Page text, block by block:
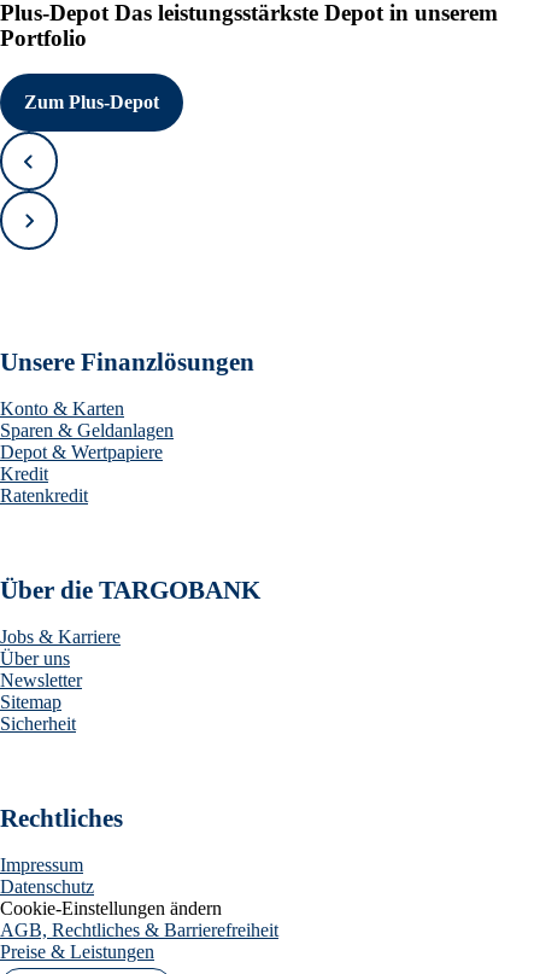
Plus-Depot Das leistungsstärkste Depot in unserem
Portfolio
Zum Plus-Depot
Zurück
Vorwärts
Unsere Finanzlösungen
Konto & Karten
Sparen & Geldanlagen
Depot & Wertpapiere
Kredit
Ratenkredit
Über die TARGOBANK
Jobs & Karriere
Über uns
Newsletter
Sitemap
Sicherheit
Rechtliches
Impressum
Datenschutz
Cookie-Einstellungen ändern
AGB, Rechtliches & Barrierefreiheit
Preise & Leistungen